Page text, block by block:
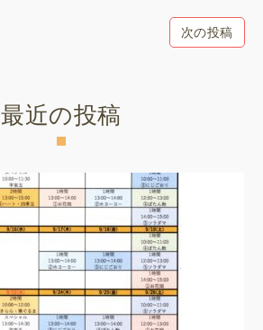
次の投稿
最近の投稿